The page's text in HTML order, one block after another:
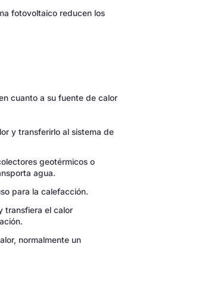
fotovoltaico reducen los
cuanto a su fuente de calor
y transferirlo al sistema de
geotérmicos o
agua.
para la calefacción.
transfiera el calor
normalmente un